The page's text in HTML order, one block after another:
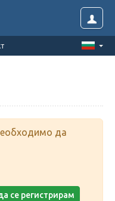
да
се регистрирам